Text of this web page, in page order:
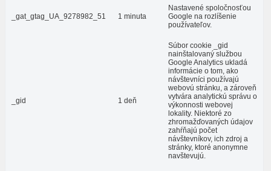
_gat_gtag_UA_9278982_51 1 minuta
Nastavené spoločnosťou
Google na rozlíšenie
používateľov.
_gid 1 deň
Súbor cookie _gid
nainštalovaný službou
Google Analytics ukladá
informácie o tom, ako
návštevníci používajú
webovú stránku, a zároveň
vytvára analytickú správu o
výkonnosti webovej
lokality. Niektoré zo
zhromažďovaných údajov
zahŕňajú počet
návštevníkov, ich zdroj a
stránky, ktoré anonymne
navštevujú.